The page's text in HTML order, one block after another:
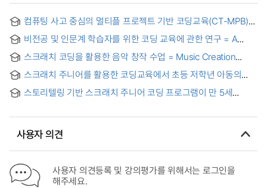
컴퓨팅 사고 중심의 멀티플 프로젝트 기반 코딩교육(CT-MPB)
모형 개발
비전공 및 인문계 학습자를 위한 코딩 교육에 관한 연구 = A
Study on Coding Education for Non-major and Liberal Arts
Learners
스크래치 코딩을 활용한 음악 창작 수업 = Music Creation
Classes Using Scratch Coding
스크래치 주니어를 활용한 코딩교육에서 초등 저학년 아동의
컴퓨팅 사고 경험에 대한 질적분석 = A Qualitative Study on
Elementary Lower Graders' Experiences of Computing
스토리텔링 기반 스크래치 주니어 코딩 프로그램이 만 5세
Storytelling-based Scratch Jr. Coding program for 5-year-
Thinking
사용자 의견
사용자 의견등록 및 강의평가를 위해서는 로그인을
해주세요.